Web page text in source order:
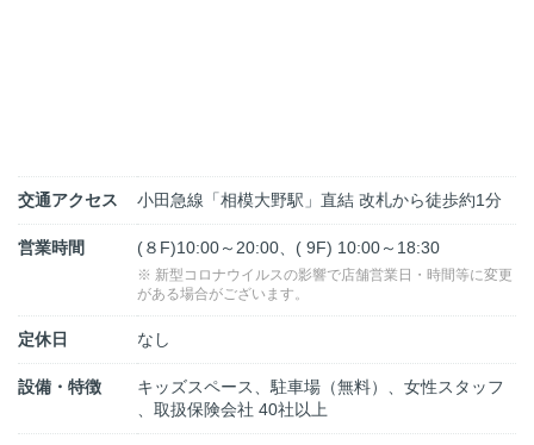
交通アクセス 小田急線「相模大野駅」直結 改札から徒歩約1分
営業時間 (８F)10:00～20:00、( 9F) 10:00～18:30
※ 新型コロナウイルスの影響で店舗営業日・時間等に変更
がある場合がございます。
定休日 なし
設備・特徴
キッズスペース、駐車場（無料）、女性スタッフ
、取扱保険会社 40社以上